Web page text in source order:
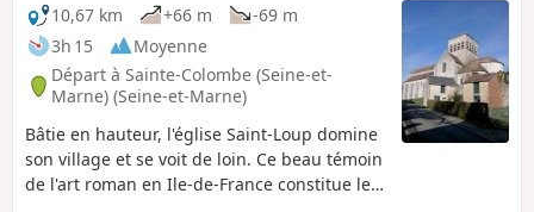
10,67 km
+66 m
-69 m
3h 15
Moyenne
Départ à Sainte-Colombe (Seine-et-
Marne) (Seine-et-Marne)
Bâtie en hauteur, l'église Saint-Loup domine
son village et se voit de loin. Ce beau témoin
de l'art roman en Ile-de-France constitue le